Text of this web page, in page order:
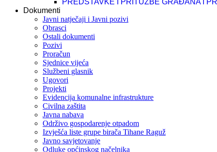
PREDSTAVKE I PRITUŽBE GRAĐANA I
Dokumenti
Javni natječaji i Javni pozivi
Obrasci
Ostali dokumenti
Pozivi
Proračun
Sjednice vijeća
Službeni glasnik
Ugovori
Projekti
Evidencija komunalne infrastrukture
Civilna zaštita
Javna nabava
Održivo gospodarenje otpadom
Izvješća liste grupe birača Tihane Raguž
Javno savjetovanje
Odluke općinskog načelnika